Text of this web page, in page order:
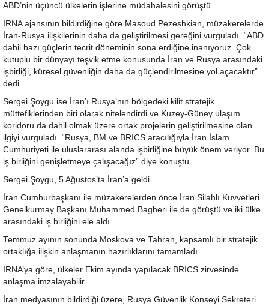
ABD’nin üçüncü ülkelerin işlerine müdahalesini görüştü.
IRNA ajansının bildirdiğine göre Masoud Pezeshkian, müzakerelerde
İran-Rusya ilişkilerinin daha da geliştirilmesi gereğini vurguladı. “ABD
dahil bazı güçlerin tecrit döneminin sona erdiğine inanıyoruz. Çok
kutuplu bir dünyayı teşvik etme konusunda İran ve Rusya arasındaki
işbirliği, küresel güvenliğin daha da güçlendirilmesine yol açacaktır”
dedi.
Sergei Şoygu ise İran’ı Rusya’nın bölgedeki kilit stratejik
müttefiklerinden biri olarak nitelendirdi ve Kuzey-Güney ulaşım
koridoru da dahil olmak üzere ortak projelerin geliştirilmesine olan
ilgiyi vurguladı. “Rusya, BM ve BRICS aracılığıyla İran İslam
Cumhuriyeti ile uluslararası alanda işbirliğine büyük önem veriyor. Bu
iş birliğini genişletmeye çalışacağız” diye konuştu.
Sergei Şoygu, 5 Ağustos’ta İran’a geldi.
İran Cumhurbaşkanı ile müzakerelerden önce İran Silahlı Kuvvetleri
Genelkurmay Başkanı Muhammed Bagheri ile de görüştü ve iki ülke
arasındaki iş birliğini ele aldı.
Temmuz ayının sonunda Moskova ve Tahran, kapsamlı bir stratejik
ortaklığa ilişkin anlaşmanın hazırlıklarını tamamladı.
IRNA’ya göre, ülkeler Ekim ayında yapılacak BRICS zirvesinde
anlaşma imzalayabilir.
İran medyasının bildirdiği üzere, Rusya Güvenlik Konseyi Sekreteri